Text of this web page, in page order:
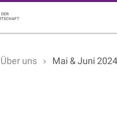
Über uns Mai & Juni 2024